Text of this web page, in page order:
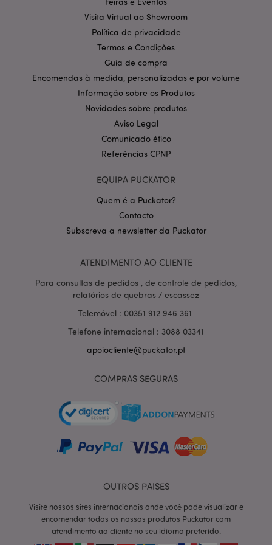
Visita Virtual ao Showroom
Política de privacidade
Termos e Condições
Guia de compra
Encomendas à medida, personalizadas e por volume
Informação sobre os Produtos
Novidades sobre produtos
Aviso Legal
Comunicado ético
Referências CPNP
EQUIPA PUCKATOR
Quem é a Puckator?
Contacto
Subscreva a newsletter da Puckator
ATENDIMENTO AO CLIENTE
Para consultas de pedidos , de controle de pedidos,
relatórios de quebras / escassez
Telemóvel : 00351 912 946 361
Telefone internacional : 3088 03341
apoiocliente@puckator.pt
COMPRAS SEGURAS
OUTROS PAISES
Visite nossos sites internacionais onde você pode visualizar e
encomendar todos os nossos produtos Puckator com
atendimento ao cliente no seu idioma preferido.
mage-cache-storage-section-
.www.puckator.pt
section_data_ids